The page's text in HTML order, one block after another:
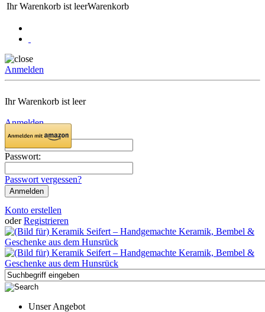
Ihr Warenkorb ist leerWarenkorb
Anmelden
Ihr Warenkorb ist leer
Anmelden
Email:
Passwort:
Passwort vergessen?
Konto erstellen
oder Registrieren
Unser Angebot